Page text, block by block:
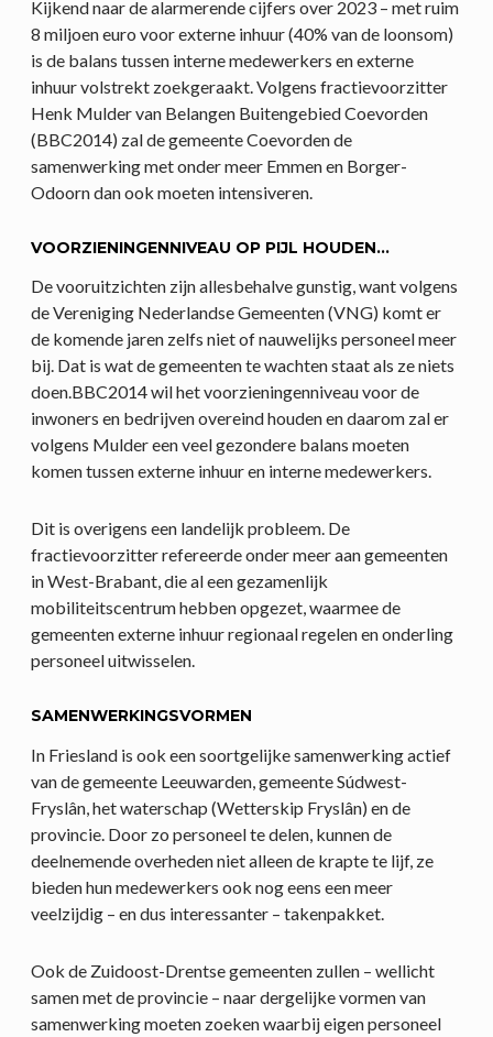
Kijkend naar de alarmerende cijfers over 2023 – met ruim
8 miljoen euro voor externe inhuur (40% van de loonsom)
is de balans tussen interne medewerkers en externe
inhuur volstrekt zoekgeraakt. Volgens fractievoorzitter
Henk Mulder van Belangen Buitengebied Coevorden
(BBC2014) zal de gemeente Coevorden de
samenwerking met onder meer Emmen en Borger-
Odoorn dan ook moeten intensiveren.
VOORZIENINGENNIVEAU OP PIJL HOUDEN…
De vooruitzichten zijn allesbehalve gunstig, want volgens
de Vereniging Nederlandse Gemeenten (VNG) komt er
de komende jaren zelfs niet of nauwelijks personeel meer
bij. Dat is wat de gemeenten te wachten staat als ze niets
doen.BBC2014 wil het voorzieningenniveau voor de
inwoners en bedrijven overeind houden en daarom zal er
volgens Mulder een veel gezondere balans moeten
komen tussen externe inhuur en interne medewerkers.
Dit is overigens een landelijk probleem. De
fractievoorzitter refereerde onder meer aan gemeenten
in West-Brabant, die al een gezamenlijk
mobiliteitscentrum hebben opgezet, waarmee de
gemeenten externe inhuur regionaal regelen en onderling
personeel uitwisselen.
SAMENWERKINGSVORMEN
In Friesland is ook een soortgelijke samenwerking actief
van de gemeente Leeuwarden, gemeente Súdwest-
Fryslân, het waterschap (Wetterskip Fryslân) en de
provincie. Door zo personeel te delen, kunnen de
deelnemende overheden niet alleen de krapte te lijf, ze
bieden hun medewerkers ook nog eens een meer
veelzijdig – en dus interessanter – takenpakket.
Ook de Zuidoost-Drentse gemeenten zullen – wellicht
samen met de provincie – naar dergelijke vormen van
samenwerking moeten zoeken waarbij eigen personeel